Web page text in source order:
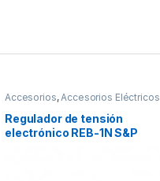
Accesorios, Accesorios Eléctricos
Regulador de tensión
electrónico REB-1N S&P